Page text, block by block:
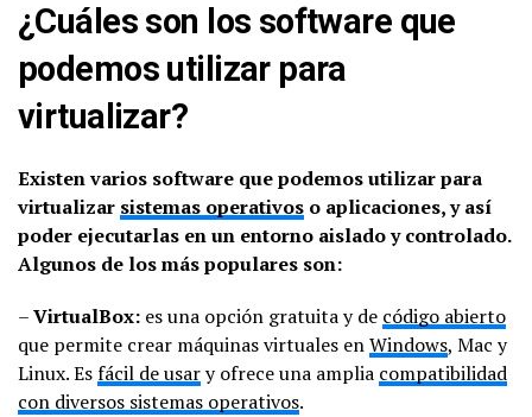
¿Cuáles son los software que
podemos utilizar para
virtualizar?
Existen varios software que podemos utilizar para
virtualizar sistemas operativos o aplicaciones, y así
poder ejecutarlas en un entorno aislado y controlado.
Algunos de los más populares son:
–VirtualBox: es una opción gratuita y de código abierto
que permite crear máquinas virtuales enWindows, Mac y
Linux. Esfácil de usary ofrece una amplia compatibilidad
con diversos sistemas operativos.